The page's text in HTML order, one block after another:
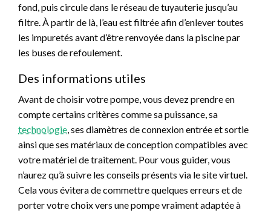
fond, puis circule dans le réseau de tuyauterie jusqu’au
filtre. À partir de là, l’eau est filtrée afin d’enlever toutes
les impuretés avant d’être renvoyée dans la piscine par
les buses de refoulement.
Des informations utiles
Avant de choisir votre pompe, vous devez prendre en
compte certains critères comme sa puissance, sa
technologie, ses diamètres de connexion entrée et sortie
ainsi que ses matériaux de conception compatibles avec
votre matériel de traitement. Pour vous guider, vous
n’aurez qu’à suivre les conseils présents via le site virtuel.
Cela vous évitera de commettre quelques erreurs et de
porter votre choix vers une pompe vraiment adaptée à